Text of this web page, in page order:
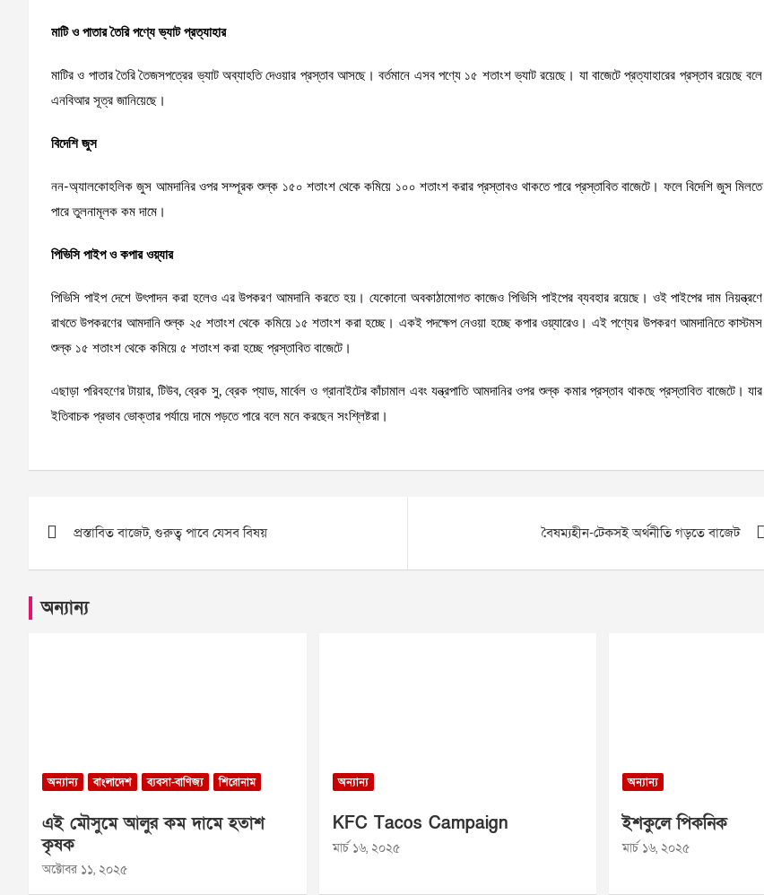
মাটি ও পাতার তৈরি পণ্যে ভ্যাট প্রত্যাহার
মাটির ও পাতার তৈরি তৈজসপত্রের ভ্যাট অব্যাহতি দেওয়ার প্রস্তাব আসছে। বর্তমানে এসব পণ্যে ১৫ শতাংশ ভ্যাট রয়েছে। যা বাজেটে প্রত্যাহারের প্রস্তাব রয়েছে বলে
এনবিআর সূত্র জানিয়েছে।
বিদেশি জুস
নন-অ্যালকোহলিক জুস আমদানির ওপর সম্পূরক শুল্ক ১৫০ শতাংশ থেকে কমিয়ে ১০০ শতাংশ করার প্রস্তাবও থাকতে পারে প্রস্তাবিত বাজেটে। ফলে বিদেশি জুস মিলতে
পারে তুলনামূলক কম দামে।
পিভিসি পাইপ ও কপার ওয়্যার
পিভিসি পাইপ দেশে উৎপাদন করা হলেও এর উপকরণ আমদানি করতে হয়। যেকোনো অবকাঠামোগত কাজেও পিভিসি পাইপের ব্যবহার রয়েছে। ওই পাইপের দাম নিয়ন্ত্রণে
রাখতে উপকরণের আমদানি শুল্ক ২৫ শতাংশ থেকে কমিয়ে ১৫ শতাংশ করা হচ্ছে। একই পদক্ষেপ নেওয়া হচ্ছে কপার ওয়্যারেও। এই পণ্যের উপকরণ আমদানিতে কাস্টমস
শুল্ক ১৫ শতাংশ থেকে কমিয়ে ৫ শতাংশ করা হচ্ছে প্রস্তাবিত বাজেটে।
এছাড়া পরিবহণের টায়ার, টিউব, ব্রেক সু, ব্রেক প্যাড, মার্বেল ও গ্রানাইটের কাঁচামাল এবং যন্ত্রপাতি আমদানির ওপর শুল্ক কমার প্রস্তাব থাকছে প্রস্তাবিত বাজেটে। যার
ইতিবাচক প্রভাব ভোক্তার পর্যায়ে দামে পড়তে পারে বলে মনে করছেন সংশ্লিষ্টরা।
navigation
প্রস্তাবিত বাজেট, গুরুত্ব পাবে যেসব বিষয় বৈষম্যহীন-টেকসই অর্থনীতি গড়তে বাজেট
অন্যান্য
অন্যান্য বাংলাদেশ ব্যবসা-বাণিজ্য শিরোনাম
এই মৌসুমে আলুর কম দামে হতাশ
কৃষক
অক্টোবর ১১, ২০২৫
অন্যান্য
KFC Tacos Campaign
মার্চ ১৬, ২০২৫
অন্যান্য
ইশকুলে পিকনিক
মার্চ ১৬, ২০২৫